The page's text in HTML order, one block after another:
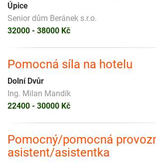
Úpice
Senior dům Beránek s.r.o.
32000 - 38000 Kč
Pomocná síla na hotelu
Dolní Dvůr
Ing. Milan Mandík
22400 - 30000 Kč
Pomocný/pomocná
asistent/asistentka